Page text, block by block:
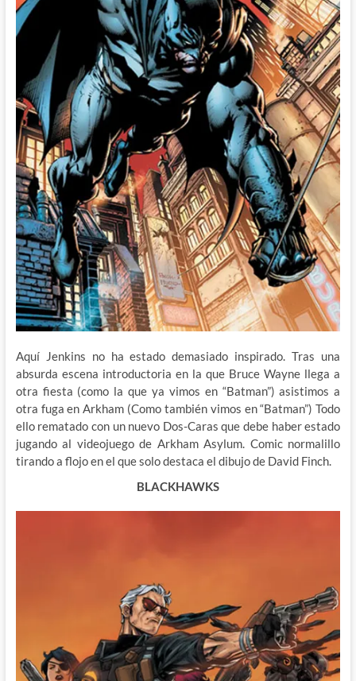
Aquí Jenkins no ha estado demasiado inspirado. Tras una
absurda escena introductoria en la que Bruce Wayne llega a
otra fiesta (como la que ya vimos en “Batman”) asistimos a
otra fuga en Arkham (Como también vimos en “Batman”) Todo
ello rematado con un nuevo Dos-Caras que debe haber estado
jugando al videojuego de Arkham Asylum. Comic normalillo
tirando a flojo en el que solo destaca el dibujo de David Finch.
BLACKHAWKS